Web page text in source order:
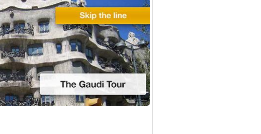
You have saved this
product in your list